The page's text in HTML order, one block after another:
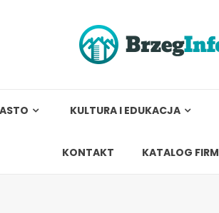
KULTURA I EDUKACJA
KONTAKT KATALOG FIRM